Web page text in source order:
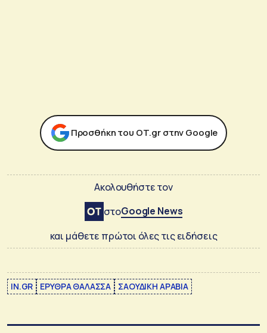
Προσθήκη του ΟΤ.gr στην Google
Ακολουθήστε τον
στοGoogle News
και μάθετε πρώτοι όλες τις ειδήσεις
IN.GR ΕΡΥΘΡΑ ΘΑΛΑΣΣΑ ΣΑΟΥΔΙΚΗ ΑΡΑΒΙΑ